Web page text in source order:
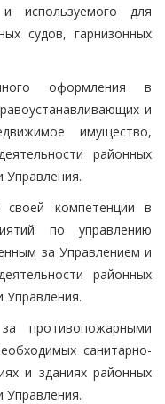
используемого для
судов, гарнизонных
оформления в
и
имущество,
районных
Управления.
своей компетенции в
по управлению
за Управлением и
районных
Управления.
противопожарными
санитарно-
и зданиях районных
Управления.